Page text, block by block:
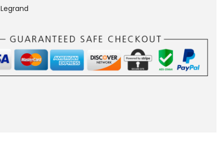
Legrand